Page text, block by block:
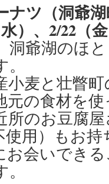
ナツ（洞爺
）、2/22（
洞爺湖のほ
小麦と壮瞥
元の食材を
所のお豆腐
使用）もお
お会いでき